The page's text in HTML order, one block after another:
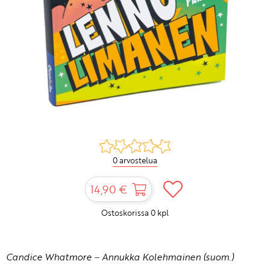
0 arvostelua
14,90 €
Ostoskorissa 0 kpl
Candice Whatmore –Annukka Kolehmainen (suom.)